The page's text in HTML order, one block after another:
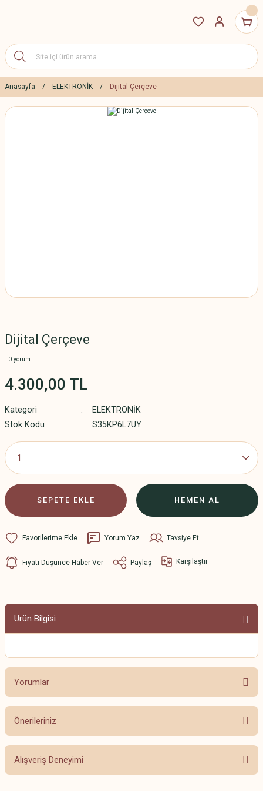
Anasayfa ELEKTRONİK Dijital Çerçeve
Dijital Çerçeve
0 yorum
4.300,00 TL
Kategori
ELEKTRONİK
Stok Kodu
S35KP6L7UY
SEPETE EKLE HEMEN AL
Yorum Yaz Tavsiye Et
Fiyatı Düşünce Haber Ver Paylaş Karşılaştır
Ürün Bilgisi
Yorumlar
Bu ürüne ilk yorumu siz yapın!
Önerileriniz
Bu ürünün fiyat bilgisi, resim, ürün açıklamalarında ve diğer konularda
yetersiz gördüğünüz noktaları öneri formunu kullanarak tarafımıza
iletebilirsiniz.
Alışveriş Deneyimi